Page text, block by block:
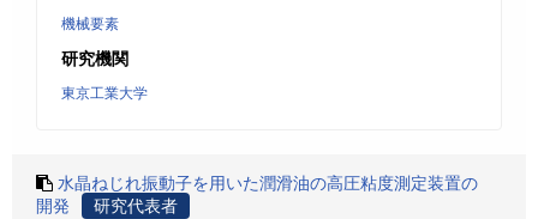
機械要素
研究機関
東京工業大学
水晶ねじれ振動子を用いた潤滑油の高圧粘度測定装置の
開発
研究代表者